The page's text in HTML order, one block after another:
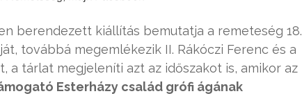
berendezett kiállítás bemutatja a remeteség 18.
továbbá megemlékezik II. Rákóczi Ferenc és a
a tárlat megjeleníti azt az időszakot is, amikor az
Esterházy család grófi ágának